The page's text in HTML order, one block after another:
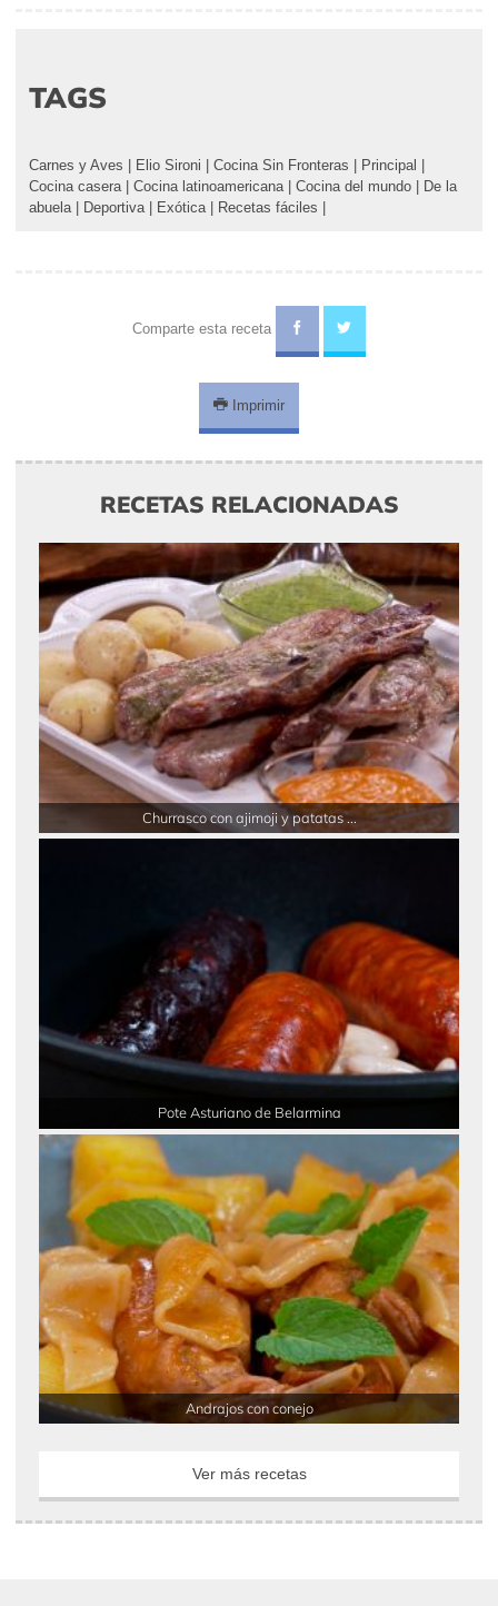
TAGS
Carnes y Aves Elio Sironi Cocina Sin Fronteras Principal
Cocina casera| Cocina latinoamericana| Cocina del mundo
De la
abuela| Deportiva| Exótica| Recetas fáciles
Comparte esta receta
Imprimir
RECETAS RELACIONADAS
Churrasco con ajimoji y patatas ...
Pote Asturiano de Belarmina
Andrajos con conejo
Ver más recetas